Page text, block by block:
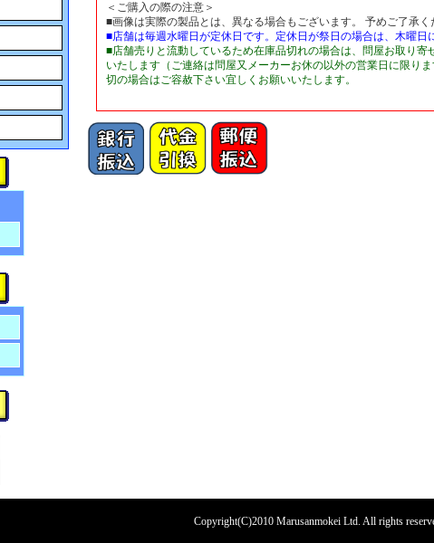
＜ご購入の際の注意＞
■画像は実際の製品とは、異なる場合もございます。 予めご了承く
■店舗は毎週水曜日が定休日です。定休日が祭日の場合は、木曜日
■店舗売りと流動しているため在庫品切れの場合は、問屋お取り
いたします（ご連絡は問屋又メーカーお休の以外の営業日に限り
切の場合はご容赦下さい宜しくお願いいたします。
Copyright(C)2010 Marusanmokei Ltd. All rights